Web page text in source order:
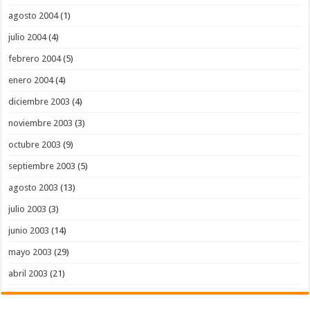
agosto 2004(1)
julio 2004(4)
febrero 2004(5)
enero 2004(4)
diciembre 2003 (4)
noviembre 2003 (3)
octubre 2003 (9)
septiembre 2003 (5)
agosto 2003 (13)
julio 2003 (3)
junio 2003 (14)
mayo 2003 (29)
abril 2003 (21)